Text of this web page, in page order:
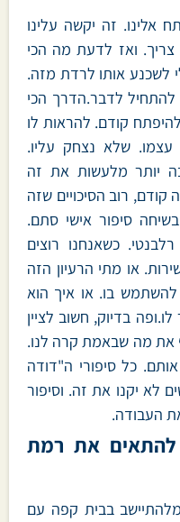
אלינו. זה יקשה עלינו
ואז לדעת מה הכי
לשכנע אותו לרדת מזה.
לדבר.הדרך הכי
קודם. להראות לו
שלא נצחק עליו.
יותר מלעשות את זה
קודם, רוב הסיכויים שזה
סיפור אישי סתם.
כשאנחנו רוצים
או מתי הרעיון הזה
להשתמש בו. או איך הוא
בדיוק, חשוב לציין
את מה שבאמת קרה לנו.
כל סיפורי ה"דודה
לא יקנו את זה. וסיפור
העבודה.
אמנות השכנוע 3: להתאים את רמת
בבית קפה עם